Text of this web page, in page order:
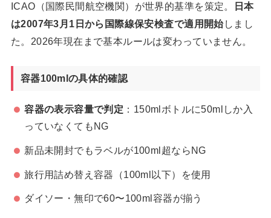
ICAO（国際民間航空機関）が世界的基準を策定。
日本
は2007年3月1日から国際線保安検査で適用開始しまし
た。2026年現在まで基本ルールは変わっていません。
容器100mlの具体的確認
容器の表示容量で判定 ：150mlボトルに50mlしか入
っていなくてもNG
新品未開封でもラベルが100ml超ならNG
旅行用詰め替え容器（100ml以下）を使用
ダイソー・無印で60〜100ml容器が揃う